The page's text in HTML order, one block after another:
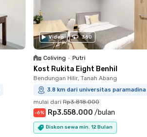
Video 360
Coliving • Putri
Kost Rukita Eight Benhil
Bendungan Hilir, Tanah Abang
3.8 km dari universitas paramadina
mulai dari Rp3.818.000
-6% Rp3.558.000 /bulan
Diskon sewa min. 12 Bulan